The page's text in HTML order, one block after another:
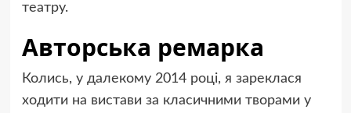
театру.
Авторська ремарка
Колись, у далекому 2014 році, я зареклася
ходити на вистави за класичними творами у